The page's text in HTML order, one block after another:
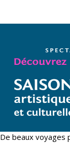
De beaux voyages